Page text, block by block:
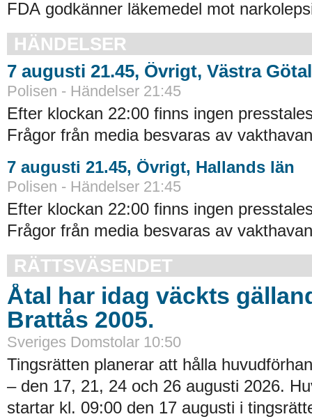
FDA godkänner läkemedel mot
HÄNDELSER
7 augusti 21.45, Övrigt, Västra
Polisen - Händelser 21:45
Efter klockan 22:00 finns ingen
Frågor från media besvaras av
7 augusti 21.45, Övrigt, Hallands län
Polisen - Händelser 21:45
Efter klockan 22:00 finns ingen
Frågor från media besvaras av
RÄTTSVÄSENDET
Åtal har idag väckts
Brattås 2005.
Sveriges Domstolar 10:50
Tingsrätten planerar att hålla
– den 17, 21, 24 och 26 augusti 2026.
startar kl. 09:00 den 17 augusti i